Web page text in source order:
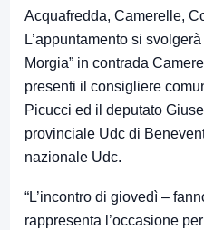
Acquafredda, Camerelle,
L’appuntamento si
Morgia” in contrada
presenti il consigliere
Picucci ed il deputato
provinciale Udc di
nazionale Udc.
“L’incontro di giovedì –
rappresenta l’occasione